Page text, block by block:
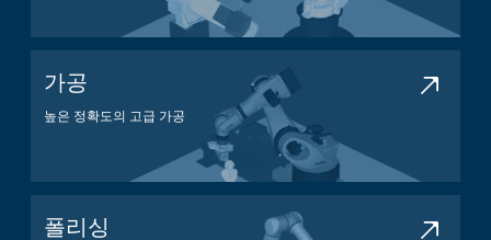
용접 애플리케이션
가공
높은 정확도의 고급 가공
가공 애플리케이션
폴리싱